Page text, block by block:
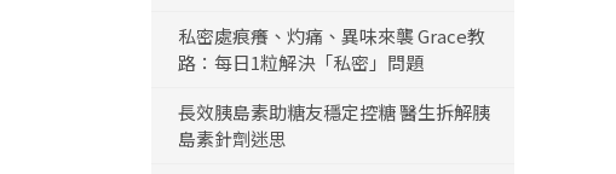
私密處痕癢、灼痛、異味來襲 Grace教
路：每日1粒解決「私密」問題
長效胰島素助糖友穩定控糖 醫生拆解胰
島素針劑迷思